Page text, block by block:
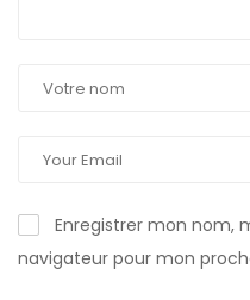
Enregistrer mon nom,
navigateur pour mon